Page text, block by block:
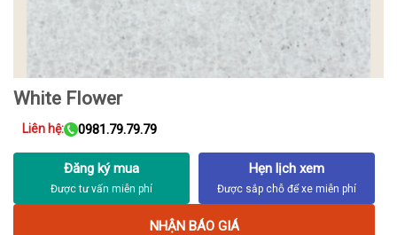
White Flower
Liên hệ: 0981.79.79.79
Đăng ký mua Hẹn lịch xem
NHẬN BÁO GIÁ